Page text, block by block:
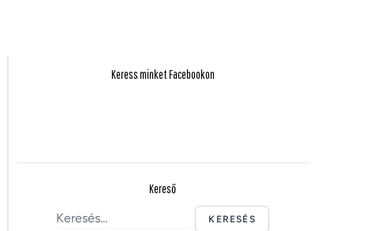
Keress minket Facebookon
Kereső
KERESÉS